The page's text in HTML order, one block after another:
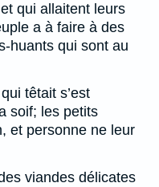
qui allaitent leurs
a à faire à des
huants qui sont au
têtait s’est
soif; les petits
et personne ne leur
viandes délicates